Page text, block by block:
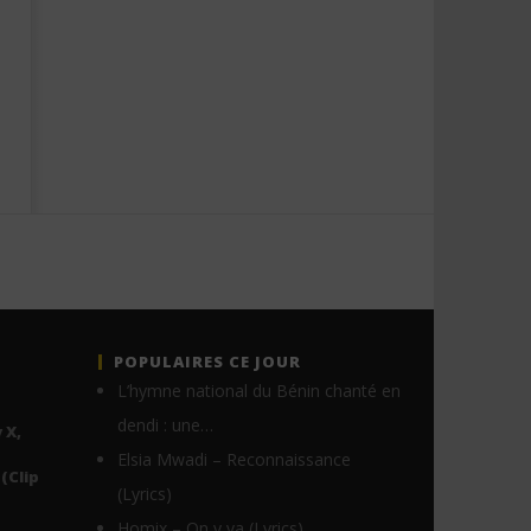
POPULAIRES CE JOUR
L’hymne national du Bénin chanté en
dendi : une…
Elsia Mwadi – Reconnaissance
(Lyrics)